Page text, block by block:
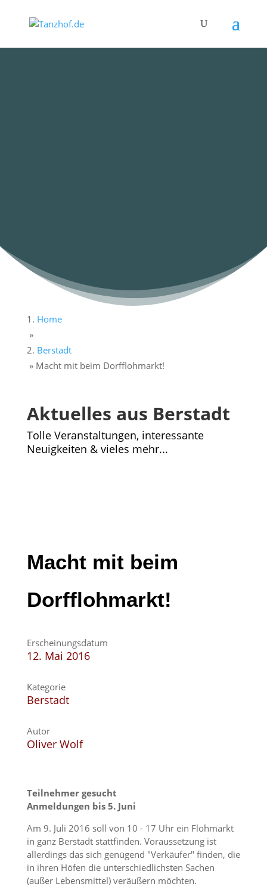
Home
»
Berstadt
» Macht mit beim Dorfflohmarkt!
Aktuelles aus Berstadt
Tolle Veranstaltungen, interessante
Neuigkeiten & vieles mehr...
Macht mit beim
Dorfflohmarkt!
Erscheinungsdatum
12. Mai 2016
Kategorie
Berstadt
Autor
Oliver Wolf
Teilnehmer gesucht
Anmeldungen bis 5. Juni
Am 9. Juli 2016 soll von 10 - 17 Uhr ein Flohmarkt
in ganz Berstadt stattfinden. Voraussetzung ist
allerdings das sich genügend "Verkäufer" finden, die
in ihren Höfen die unterschiedlichsten Sachen
(außer Lebensmittel) veräußern möchten.